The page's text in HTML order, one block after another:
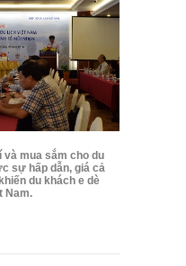
mua sắm cho du
sự hấp dẫn, giá cả
du khách e dè
Nam.